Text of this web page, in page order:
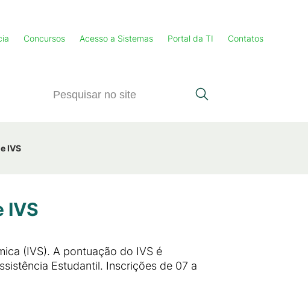
Concursos Acesso a Sistemas Portal da TI Contatos
IVS
IVS
(IVS). A pontuação do IVS é
Estudantil. Inscrições de 07 a